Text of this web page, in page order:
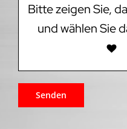
Bitte zeigen Sie,
und wählen Sie